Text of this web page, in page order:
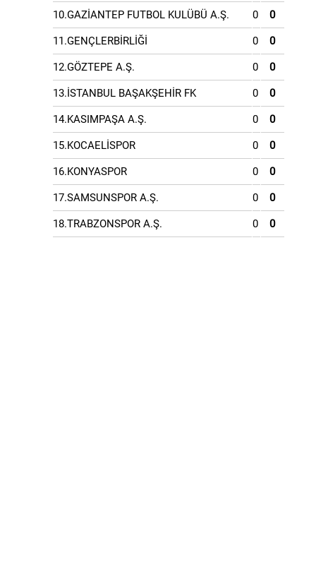
10.GAZİANTEP FUTBOL KULÜBÜ A.Ş. 0 0
11.GENÇLERBİRLİĞİ 0 0
12.GÖZTEPE A.Ş. 0 0
13.İSTANBUL BAŞAKŞEHİR FK 0 0
14.KASIMPAŞA A.Ş. 0 0
15.KOCAELİSPOR 0 0
16.KONYASPOR 0 0
17.SAMSUNSPOR A.Ş. 0 0
18.TRABZONSPOR A.Ş. 0 0